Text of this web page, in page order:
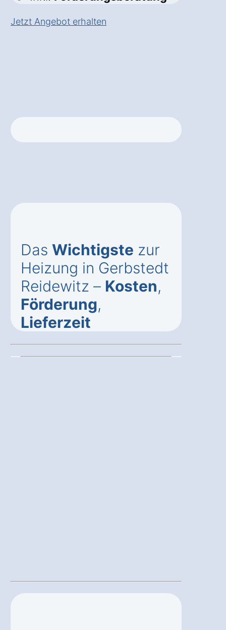
Jetzt Angebot erhalten
Das Wichtigste zur
Heizung in Gerbstedt
Reidewitz – Kosten,
Förderung,
Lieferzeit